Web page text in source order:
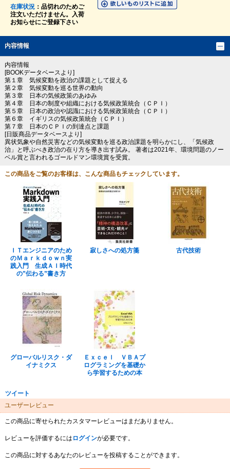
在庫状況：品切れのためご
注文いただけません。入荷
お知らせにご登録下さい
内容情報
内容情報
[BOOKデータベースより]
第１章 気候変動を政治の課題として捉える
第２章 気候変動を巡る世界の動向
第３章 日本の気候政策のあゆみ
第４章 日本の制度や組織における気候政策統合（ＣＰＩ）
第５章 日本の政治や認識における気候政策統合（ＣＰＩ）
第６章 イギリスの気候政策統合（ＣＰＩ）
第７章 日本のＣＰＩの到達点と課題
[日販商品データベースより]
異状気象や自然災害などの気候変動を巡る政治課題を明らかにし、「気候政
治」と呼ぶべき政治の在り方を導き出す試み。 著者は2021年、環境問題のノー
ベル賞と言われるゴールドマン環境賞を受賞。
この商品をご覧のお客様は、こんな商品もチェックしています。
ＩＴエンジニアのため
のＭａｒｋｄｏｗｎ実
践入門 生成ＡＩ時代
の”伝わる”書き方
寂しさへの処方箋 古代技術
グローバルリスク・ダ
イナミクス
Ｅｘｃｅｌ ＶＢＡプ
ログラミングを基礎か
ら学習するための本
ツイート
ユーザーレビュー
この商品に寄せられたカスタマーレビューはまだありません。
レビューを評価するには ログインが必要です。
この商品に対するあなたのレビューを投稿することができます。